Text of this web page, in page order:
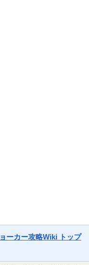
ーカー攻略Wiki トップ